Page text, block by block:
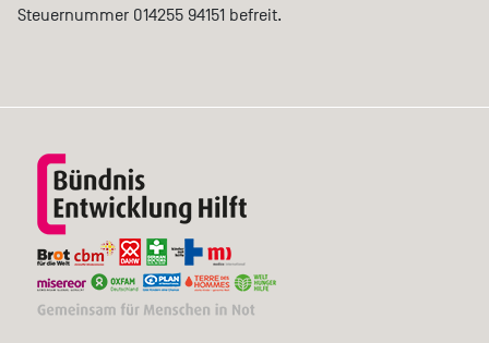
Steuernummer 014255 94151 befreit.